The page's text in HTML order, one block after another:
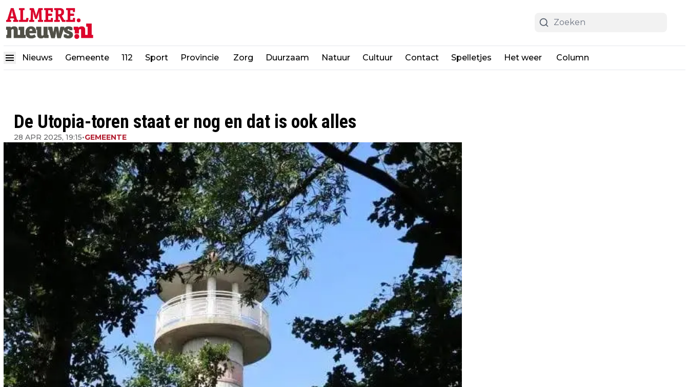
Nieuws Gemeente 112 Sport Provincie Zorg Duurzaam Natuur Cultuur Contact Spelletjes Het weer Column
De Utopia-toren staat er nog en dat is ook alles
28 APR 2025, 19:15•GEMEENTE